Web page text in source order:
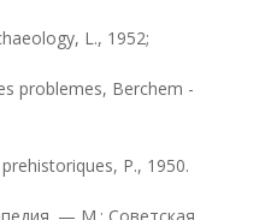
L., 1952;
problemes, Berchem -
P., 1950.
— М.: Советская